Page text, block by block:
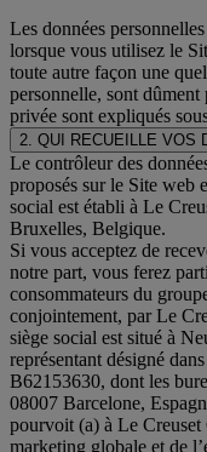
Les données
lorsque vous utilisez le
toute autre façon une
personnelle, sont dûment
privée sont expliqués
2. QUI RECUEILLE VOS
Le contrôleur des
proposés sur le Site web
social est établi à Le
Bruxelles, Belgique.
Si vous acceptez de
notre part, vous ferez
consommateurs du
conjointement, par Le
siège social est situé à
représentant désigné
B62153630, dont les
08007 Barcelone,
pourvoit (a) à Le
marketing globale et de